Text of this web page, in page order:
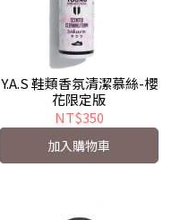
Y.A.S 鞋類香氛清潔慕絲-櫻
花限定版
NT$350
加入購物車